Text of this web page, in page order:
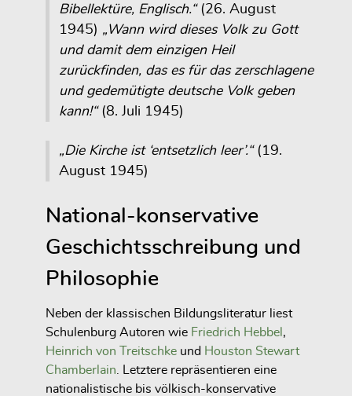
Bibellektüre, Englisch.“(26. August
1945) „Wann wird dieses Volk zu Gott
und damit dem einzigen Heil
zurückfinden, das es für das zerschlagene
und gedemütigte deutsche Volk geben
kann!“(8. Juli 1945)
„Die Kirche ist ‘entsetzlich leer’.“(19.
August 1945)
National-konservative
Geschichtsschreibung und
Philosophie
Neben der klassischen Bildungsliteratur liest
Schulenburg Autoren wie Friedrich Hebbel ,
Heinrich von Treitschke und Houston Stewart
Chamberlain . Letztere repräsentieren eine
nationalistische bis völkisch-konservative